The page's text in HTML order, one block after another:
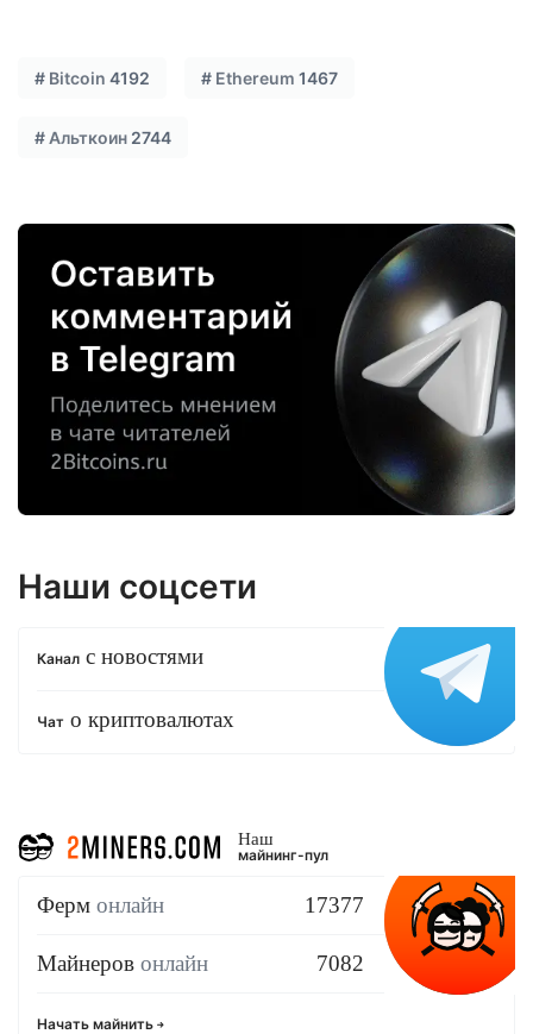
# Bitcoin 4192 # Ethereum 1467
# Альткоин 2744
Наши соцсети
Канал с новостями
Чат о криптовалютах
Наш
майнинг-пул
Ферм онлайн 17377
Майнеров онлайн 7082
Начать майнить